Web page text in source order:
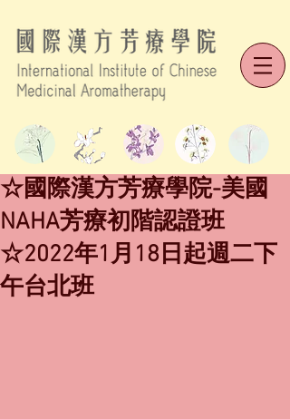
☆國際漢方芳療學院-美國
NAHA芳療初階認證班
☆2022年1月18日起週二下
午台北班